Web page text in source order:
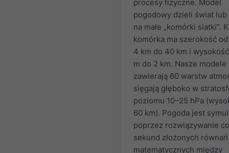
procesy fizyczne. Model
pogodowy dzieli świat
na małe „komórki siatki”.
komórka ma szerokość od
4 km do 40 km i
m do 2 km. Nasze modele
zawierają 60 warstw
sięgają głęboko w
poziomu 10–25 hPa
60 km). Pogoda jest
poprzez rozwiązywanie
sekund złożonych równań
matematycznych między